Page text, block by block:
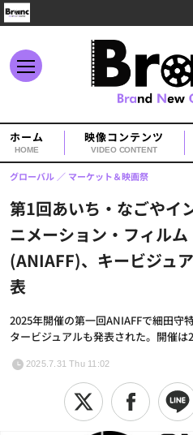
ホーム
HOME
映像コンテンツ
VIDEO CONTENT
第1回あいち・なごやイ
ニメーション・フィル
(ANIAFF)、キービジュ
表
2025年開催の第一回ANIAFFで細田守
タービジュアルも発表された。開催
グローバル マーケット＆映画祭
2025.7.31 Thu 11:02